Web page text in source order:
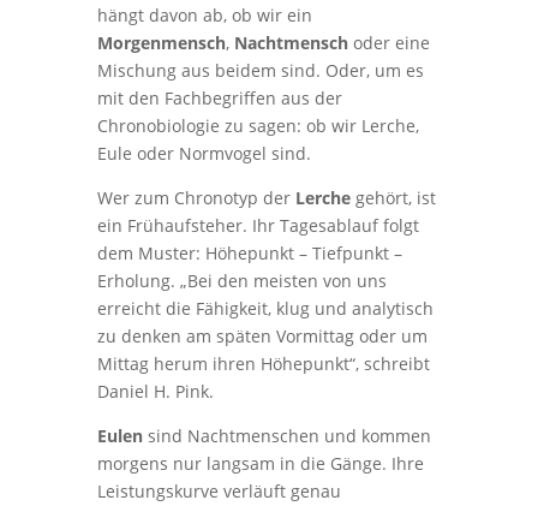
hängt davon ab, ob wir ein
Morgenmensch, Nachtmenschoder eine
Mischung aus beidem sind. Oder, um es
mit den Fachbegriffen aus der
Chronobiologie zu sagen: ob wir Lerche,
Eule oder Normvogel sind.
Wer zum Chronotyp der Lerchegehört, ist
ein Frühaufsteher. Ihr Tagesablauf folgt
dem Muster: Höhepunkt – Tiefpunkt –
Erholung. „Bei den meisten von uns
erreicht die Fähigkeit, klug und analytisch
zu denken am späten Vormittag oder um
Mittag herum ihren Höhepunkt“, schreibt
Daniel H. Pink.
Eulensind Nachtmenschen und kommen
morgens nur langsam in die Gänge. Ihre
Leistungskurve verläuft genau